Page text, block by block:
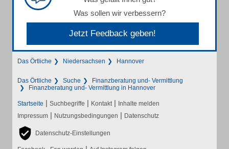
Was sollen wir verbessern?
Jetzt Feedback geben!
Das Örtliche Niedersachsen Hannover
Das Örtliche Suche
Finanzberatung und- Vermittlung
Finanzberatung und- Vermittlung in Hannover
Startseite | Suchbegriffe | Kontakt | Inhalte melden
Impressum | Nutzungsbedingungen | Datenschutz
Datenschutz-Einstellungen